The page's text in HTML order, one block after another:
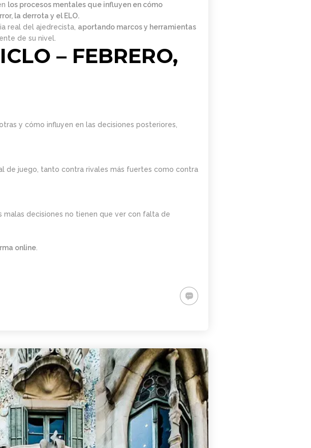
los procesos mentales que influyen en cómo
la derrota y el ELO.
real del ajedrecista, aportando marcos y herramientas
de su nivel.
– FEBRERO,
y cómo influyen en las decisiones posteriores,
de juego, tanto contra rivales más fuertes como contra
malas decisiones no tienen que ver con falta de
online.